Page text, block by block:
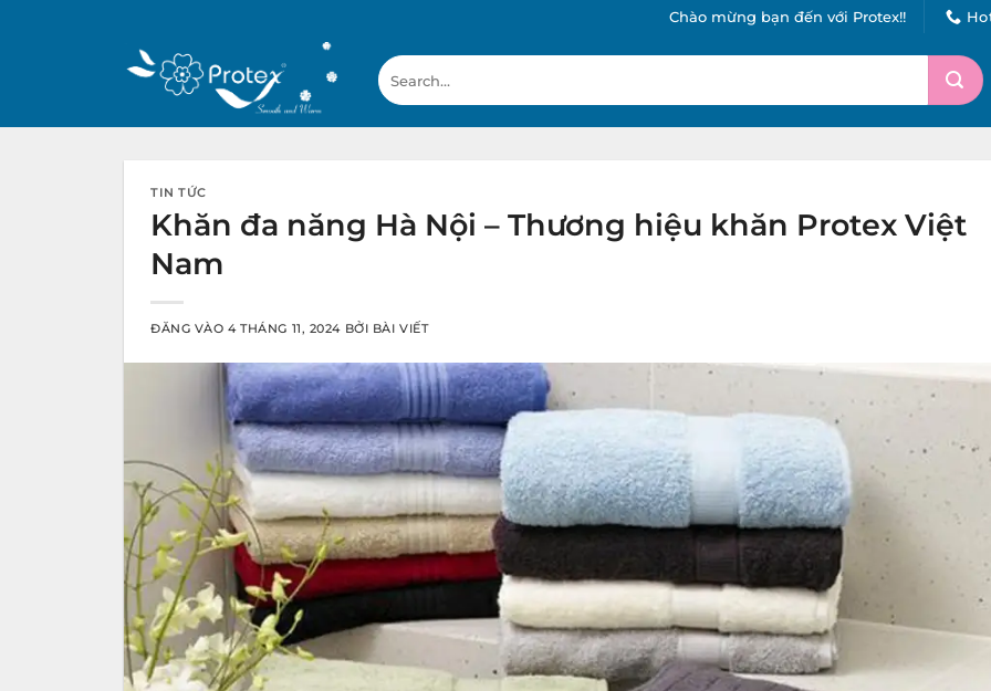
Chào mừng bạn đến với Protex!!
Search
for:
TIN TỨC
Khăn đa năng Hà Nội – Thương hiệu khăn Protex Việt
Nam
ĐĂNG VÀO4 THÁNG 11, 2024 BỞI BÀI VIẾT